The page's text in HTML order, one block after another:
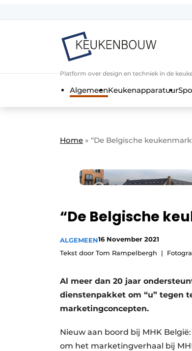
Algemene voorwaarden
Contact
Keukenbouw | Platform
Nieuwsbrief
Privacy / Cookie statement
Platform over design en techniek in de
AlgemeenKeukenapparatuur
Home » “De Belgische
“De Belgische
ALGEMEEN16 November 2021
Tekst door Tom Rampelbergh
Al meer dan 20 jaar
dienstenpakket om “u” tegen
marketingconcepten.
Nieuw aan boord bij MHK
om het marketingverhaal bij